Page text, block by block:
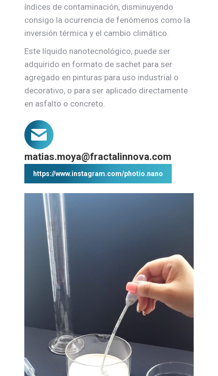
índices de contaminación, disminuyendo
consigo la ocurrencia de fenómenos como la
inversión térmica y el cambio climático.
Este líquido nanotecnológico, puede ser
adquirido en formato de sachet para ser
agregado en pinturas para uso industrial o
decorativo, o para ser aplicado directamente
en asfalto o concreto.
matias.moya@fractalinnova.com
https://www.instagram.com/photio.nano